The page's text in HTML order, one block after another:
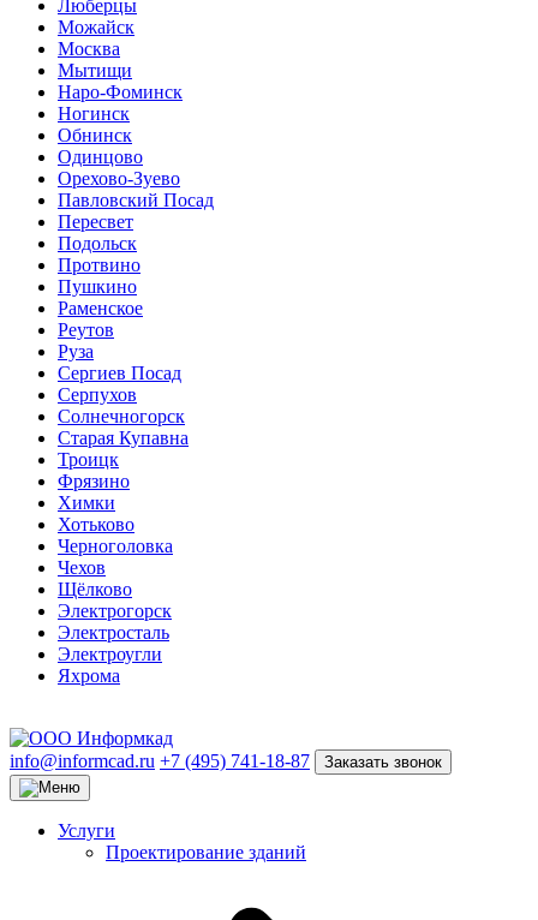
Люберцы
Можайск
Москва
Мытищи
Наро-Фоминск
Ногинск
Обнинск
Одинцово
Орехово-Зуево
Павловский Посад
Пересвет
Подольск
Протвино
Пушкино
Раменское
Реутов
Руза
Сергиев Посад
Серпухов
Солнечногорск
Старая Купавна
Троицк
Фрязино
Химки
Хотьково
Черноголовка
Чехов
Щёлково
Электрогорск
Электросталь
Электроугли
Яхрома
info@informcad.ru +7 (495) 741-18-87 Заказать звонок
Услуги
Проектирование зданий